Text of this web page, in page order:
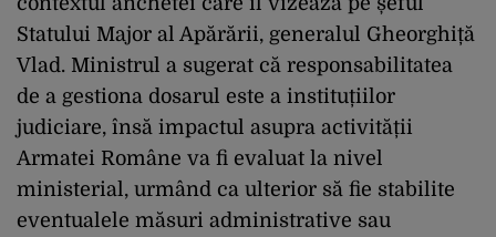
Statului Major al Apărării, generalul Gheorghiță
Vlad. Ministrul a sugerat că responsabilitatea
de a gestiona dosarul este a instituțiilor
judiciare, însă impactul asupra activității
Armatei Române va fi evaluat la nivel
ministerial, urmând ca ulterior să fie stabilite
eventualele măsuri administrative sau